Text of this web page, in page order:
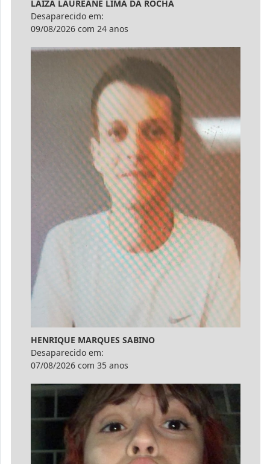
LAIZA LAUREANE LIMA DA ROCHA
Desaparecido em:
09/08/2026 com 24 anos
HENRIQUE MARQUES SABINO
Desaparecido em:
07/08/2026 com 35 anos